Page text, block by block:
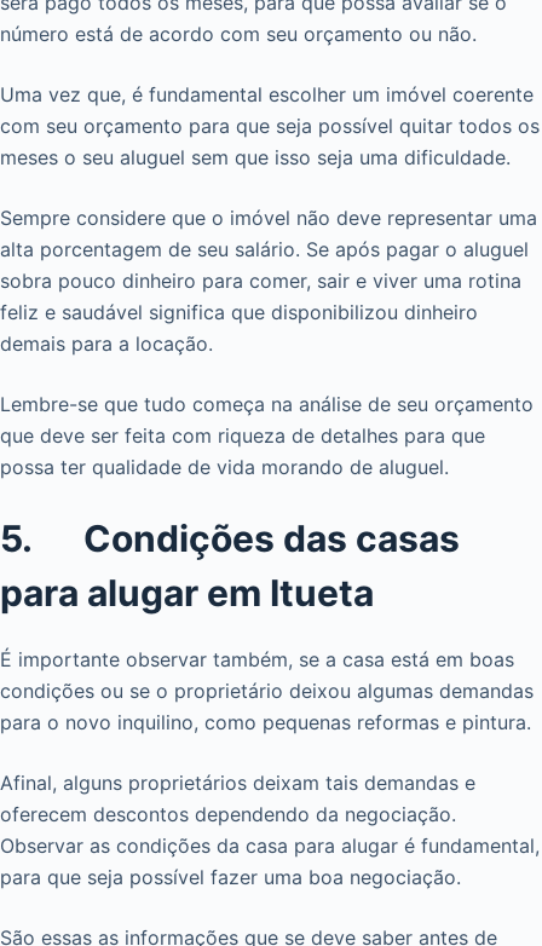
número está de acordo com seu orçamento ou não.
Uma vez que, é fundamental escolher um imóvel coerente
com seu orçamento para que seja possível quitar todos os
meses o seu aluguel sem que isso seja uma dificuldade.
Sempre considere que o imóvel não deve representar uma
alta porcentagem de seu salário. Se após pagar o aluguel
sobra pouco dinheiro para comer, sair e viver uma rotina
feliz e saudável significa que disponibilizou dinheiro
demais para a locação.
Lembre-se que tudo começa na análise de seu orçamento
que deve ser feita com riqueza de detalhes para que
possa ter qualidade de vida morando de aluguel.
5. Condições das casas
para alugar em Itueta
É importante observar também, se a casa está em boas
condições ou se o proprietário deixou algumas demandas
para o novo inquilino, como pequenas reformas e pintura.
Afinal, alguns proprietários deixam tais demandas e
oferecem descontos dependendo da negociação.
Observar as condições da casa para alugar é fundamental,
para que seja possível fazer uma boa negociação.
São essas as informações que se deve saber antes de